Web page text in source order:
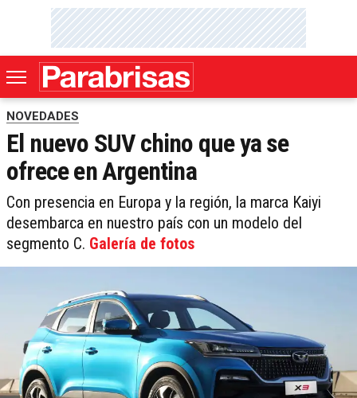
NOVEDADES
El nuevo SUV chino que ya se
ofrece en Argentina
Con presencia en Europa y la región, la marca Kaiyi
desembarca en nuestro país con un modelo del
segmento C. Galería de fotos